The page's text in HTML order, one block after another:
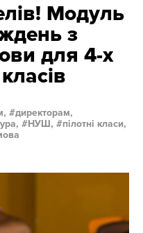
Модуль
з
для 4-х
директорам,
НУШ,
пілотні класи,